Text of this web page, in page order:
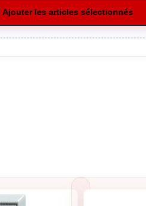
Ajouter les articles sélectionnés